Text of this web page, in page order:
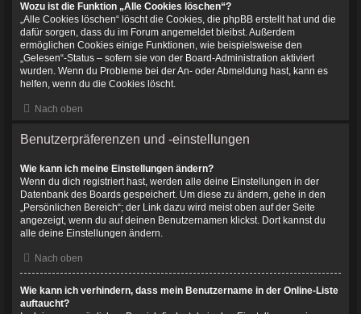
Wozu ist die Funktion „Alle Cookies löschen“?
„Alle Cookies löschen“ löscht die Cookies, die phpBB erstellt hat und die
dafür sorgen, dass du im Forum angemeldet bleibst. Außerdem
ermöglichen Cookies einige Funktionen, wie beispielsweise den
„Gelesen“-Status – sofern sie von der Board-Administration aktiviert
wurden. Wenn du Probleme bei der An- oder Abmeldung hast, kann es
helfen, wenn du die Cookies löscht.
Nach oben
Benutzerpräferenzen und -einstellungen
Wie kann ich meine Einstellungen ändern?
Wenn du dich registriert hast, werden alle deine Einstellungen in der
Datenbank des Boards gespeichert. Um diese zu ändern, gehe in den
„Persönlichen Bereich“; der Link dazu wird meist oben auf der Seite
angezeigt, wenn du auf deinen Benutzernamen klickst. Dort kannst du
alle deine Einstellungen ändern.
Nach oben
Wie kann ich verhindern, dass mein Benutzername in der Online-Liste
auftaucht?